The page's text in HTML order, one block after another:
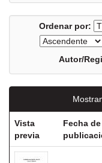
Ordenar por:
Autor/
Vista
previa
Fecha de